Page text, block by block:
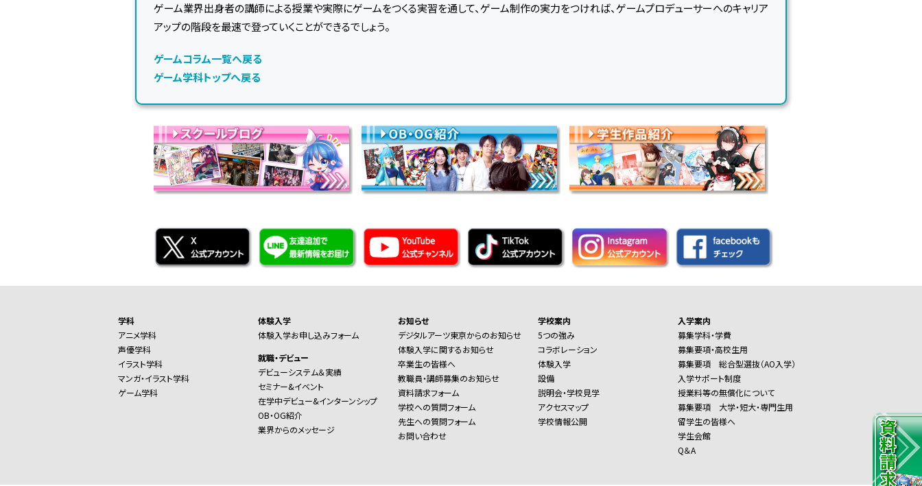
ゲーム業界出身者の講師による授業や実際にゲームをつくる実習を通して、ゲーム制作の実力をつければ、ゲームプロデューサーへのキャリア
アップの階段を最速で登っていくことができるでしょう。
ゲームコラム一覧へ戻る
ゲーム学科トップへ戻る
学科
アニメ学科
声優学科
イラスト学科
マンガ・イラスト学科
ゲーム学科
体験入学
体験入学お申し込みフォーム
就職・デビュー
デビューシステム＆実績
セミナー&イベント
在学中デビュー&インターンシップ
OB・OG紹介
業界からのメッセージ
お知らせ
デジタルアーツ東京からのお知らせ
体験入学に関するお知らせ
卒業生の皆様へ
教職員・講師募集のお知らせ
資料請求フォーム
学校への質問フォーム
先生への質問フォーム
お問い合わせ
学校案内
5つの強み
コラボレーション
体験入学
設備
説明会・学校見学
アクセスマップ
学校情報公開
入学案内
募集学科・学費
募集要項・高校生用
募集要項 総合型選抜（AO入学）
入学サポート制度
授業料等の無償化について
募集要項 大学・短大・専門生用
留学生の皆様へ
学生会館
Q＆A